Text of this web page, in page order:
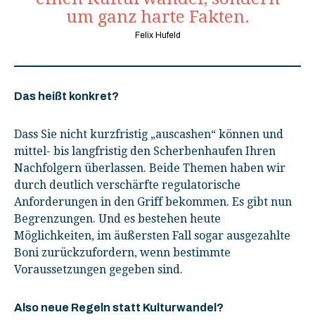
um ganz harte Fakten.
Felix Hufeld
Das heißt konkret?
Dass Sie nicht kurzfristig „auscashen“ können und
mittel- bis langfristig den Scherbenhaufen Ihren
Nachfolgern überlassen. Beide Themen haben wir
durch deutlich verschärfte regulatorische
Anforderungen in den Griff bekommen. Es gibt nun
Begrenzungen. Und es bestehen heute
Möglichkeiten, im äußersten Fall sogar ausgezahlte
Boni zurückzufordern, wenn bestimmte
Voraussetzungen gegeben sind.
Also neue Regeln statt Kulturwandel?